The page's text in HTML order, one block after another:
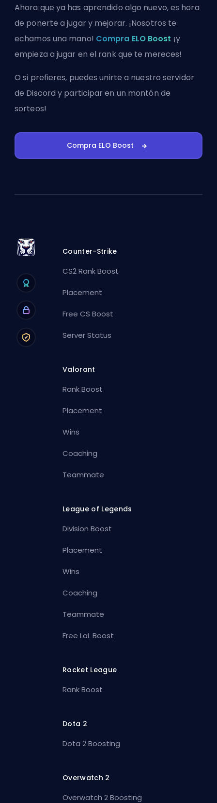
Ahora que ya has aprendido algo nuevo, es hora
de ponerte a jugar y mejorar. ¡Nosotros te
echamos una mano! Compra ELO Boost ¡y
empieza a jugar en el rank que te mereces!
O si prefieres, puedesunirte a nuestro servidor
de Discord y participar en un montón de
sorteos!
Compra ELO Boost
Counter-Strike
CS2 Rank Boost
Placement
Free CS Boost
Server Status
Valorant
Rank Boost
Placement
Wins
Coaching
Teammate
League of Legends
Division Boost
Placement
Wins
Coaching
Teammate
Free LoL Boost
Rocket League
Rank Boost
Dota 2
Dota 2 Boosting
Overwatch 2
Overwatch 2 Boosting